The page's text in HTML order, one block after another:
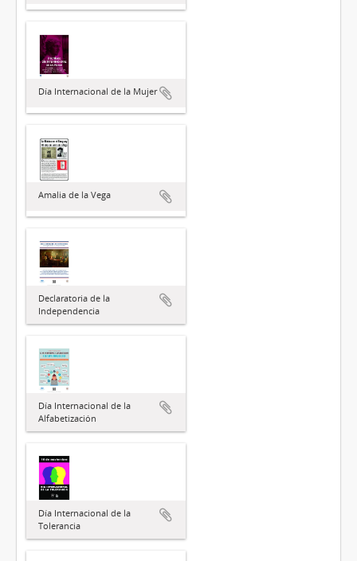
Día Internacional de la Mujer
Amalia de la Vega
Declaratoria de la
Independencia
Día Internacional de la
Alfabetización
Día Internacional de la
Tolerancia